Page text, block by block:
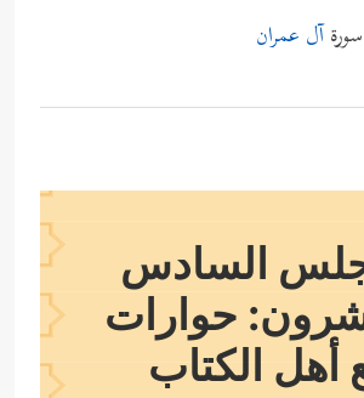
آل عمران
السادس
حوارات
أهل الكتاب